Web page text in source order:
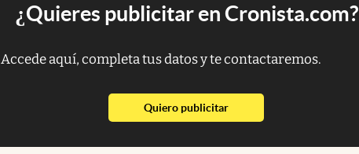
¿Quieres publicitar en Cronista.com?
Accede aquí, completa tus datos y te contactaremos.
Quiero publicitarabre en nueva pestaña